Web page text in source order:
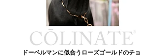
ドーベルマンに似合うローズゴールドのチョ